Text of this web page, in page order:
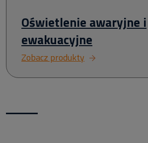
Oświetlenie awaryjne i
ewakuacyjne
Zobacz produkty